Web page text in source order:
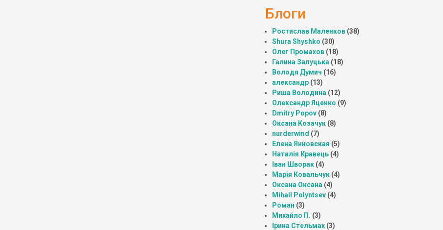
Блоги
Ростислав Маленков(38)
Shura Shyshko (30)
Олег Промахов(18)
Галина Залуцька (18)
Володя Думич (16)
александр(13)
Риша Володина (12)
Олександр Яценко (9)
Dmitry Popov(8)
Оксана Козачук(8)
nurderwind (7)
Елена Янковская (5)
Наталія Кравець(4)
Іван Шворак(4)
Марія Ковальчук(4)
Оксана Оксана (4)
Mihail Polyntsev(4)
Роман (3)
Михайло П. (3)
Ірина Стельмах(3)